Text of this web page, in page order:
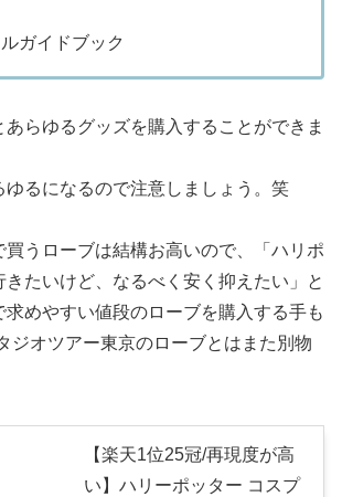
ガイドブック
らゆるグッズを購入することができま
ゆるになるので注意しましょう。笑
買うローブは結構お高いので、「ハリポ
きたいけど、なるべく安く抑えたい」と
求めやすい値段のローブを購入する手も
ジオツアー東京のローブとはまた別物
【楽天1位25冠/再現度が高
い】ハリーポッター コスプ